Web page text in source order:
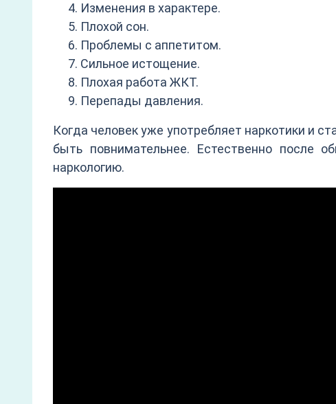
Изменения в характере.
Плохой сон.
Проблемы с аппетитом.
Сильное истощение.
Плохая работа ЖКТ.
Перепады давления.
Когда человек уже употребляет наркотики и
быть повнимательнее. Естественно после
наркологию.